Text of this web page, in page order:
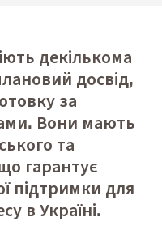
декількома
досвід,
за
Вони мають
та
гарантує
підтримки для
в Україні.